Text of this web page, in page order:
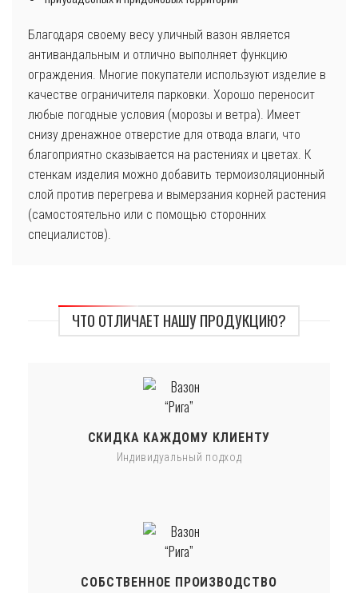
Благодаря своему весу уличный вазон является
антивандальным и отлично выполняет функцию
ограждения. Многие покупатели используют изделие в
качестве ограничителя парковки. Хорошо переносит
любые погодные условия (морозы и ветра). Имеет
снизу дренажное отверстие для отвода влаги, что
благоприятно сказывается на растениях и цветах. К
стенкам изделия можно добавить термоизоляционный
слой против перегрева и вымерзания корней растения
(самостоятельно или с помощью сторонних
специалистов).
ЧТО ОТЛИЧАЕТ НАШУ ПРОДУКЦИЮ?
СКИДКА КАЖДОМУ КЛИЕНТУ
Индивидуальный подход
СОБСТВЕННОЕ ПРОИЗВОДСТВО